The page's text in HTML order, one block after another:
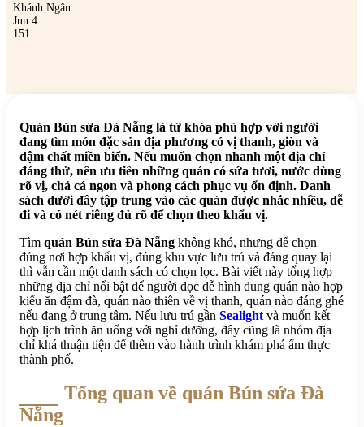
Khánh Ngân
Jun 4
151
Quán Bún sứa Đà Nẵng là từ khóa phù hợp với người
đang tìm món đặc sản địa phương có vị thanh, giòn và
đậm chất miền biển. Nếu muốn chọn nhanh một địa chỉ
đáng thử, nên ưu tiên những quán có sứa tươi, nước dùng
rõ vị, chả cá ngon và phong cách phục vụ ổn định. Danh
sách dưới đây tập trung vào các quán được nhắc nhiều, dễ
đi và có nét riêng đủ rõ để chọn theo khẩu vị.
Tìm quán Bún sứa Đà Nẵng không khó, nhưng để chọn
đúng nơi hợp khẩu vị, đúng khu vực lưu trú và đáng quay lại
thì vẫn cần một danh sách có chọn lọc. Bài viết này tổng hợp
những địa chỉ nổi bật để người đọc dễ hình dung quán nào hợp
kiểu ăn đậm đà, quán nào thiên về vị thanh, quán nào đáng ghé
nếu đang ở trung tâm. Nếu lưu trú gần Sealight và muốn kết
hợp lịch trình ăn uống với nghỉ dưỡng, đây cũng là nhóm địa
chỉ khá thuận tiện để thêm vào hành trình khám phá ẩm thực
thành phố.
Tổng quan về quán Bún sứa Đà
Nẵng